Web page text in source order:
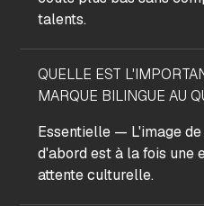
talents.
QUELLE EST
MARQUE BILINGUE AU
Essentielle — L'image
d'abord est à la fois une
attente culturelle.